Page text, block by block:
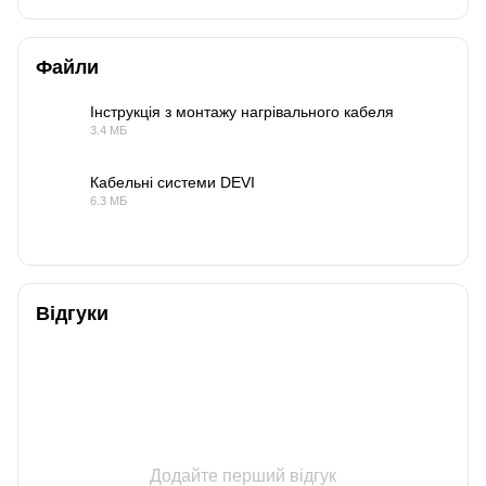
Файли
Інструкція з монтажу нагрівального кабеля
3.4 МБ
Кабельні системи DEVI
6.3 МБ
Відгуки
Додайте перший відгук